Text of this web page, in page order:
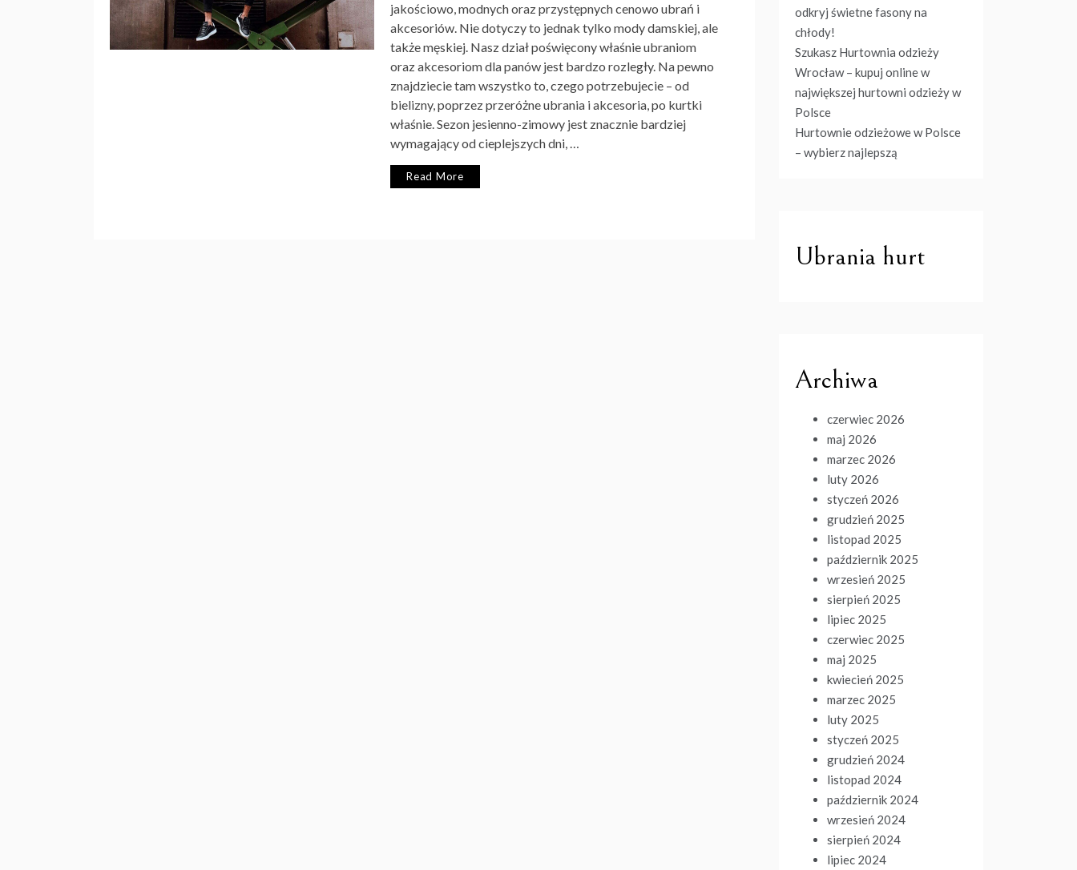
jakościowo, modnych oraz przystępnych cenowo ubrań i
akcesoriów. Nie dotyczy to jednak tylko mody damskiej, ale
także męskiej. Nasz dział poświęcony właśnie ubraniom
oraz akcesoriom dla panów jest bardzo rozległy. Na pewno
znajdziecie tam wszystko to, czego potrzebujecie – od
bielizny, poprzez przeróżne ubrania i akcesoria, po kurtki
właśnie. Sezon jesienno-zimowy jest znacznie bardziej
wymagający od cieplejszych dni, …
Read More
odkryj świetne fasony na
chłody!
Szukasz Hurtownia odzieży
Wrocław – kupuj online w
największej hurtowni odzieży w
Polsce
Hurtownie odzieżowe w Polsce
– wybierz najlepszą
Ubrania hurt
Archiwa
czerwiec 2026
maj 2026
marzec 2026
luty 2026
styczeń 2026
grudzień 2025
listopad 2025
październik 2025
wrzesień 2025
sierpień 2025
lipiec 2025
czerwiec 2025
maj 2025
kwiecień 2025
marzec 2025
luty 2025
styczeń 2025
grudzień 2024
listopad 2024
październik 2024
wrzesień 2024
sierpień 2024
lipiec 2024